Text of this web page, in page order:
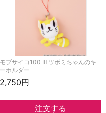
モブサイコ100 Ⅲ ツボミちゃんのキ
ーホルダー
2,750円